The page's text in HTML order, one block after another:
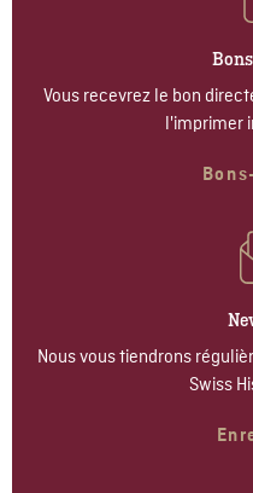
Vous recevrez le bon
l'imprimer
Nous vous tiendrons
Swiss